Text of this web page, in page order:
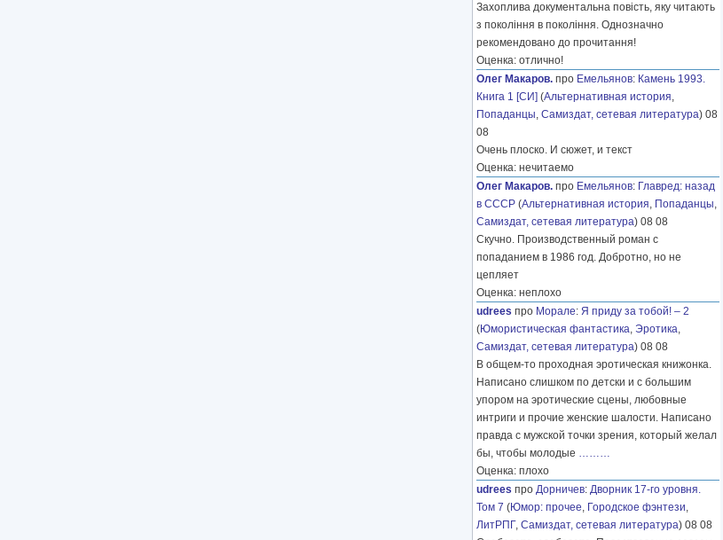
Захоплива документальна повість, яку читають
з покоління в покоління. Однозначно
рекомендовано до прочитання!
Оценка: отлично!
Олег Макаров. про Емельянов: Камень 1993.
Книга 1 [СИ] (Альтернативная история,
Попаданцы, Самиздат, сетевая литература) 08
08
Очень плоско. И сюжет, и текст
Оценка: нечитаемо
Олег Макаров. про Емельянов: Главред: назад
в СССР (Альтернативная история, Попаданцы,
Самиздат, сетевая литература) 08 08
Скучно. Производственный роман с
попаданием в 1986 год. Добротно, но не
цепляет
Оценка: неплохо
udrees про Морале: Я приду за тобой! – 2
(Юмористическая фантастика, Эротика,
Самиздат, сетевая литература) 08 08
В общем-то проходная эротическая книжонка.
Написано слишком по детски и с большим
упором на эротические сцены, любовные
интриги и прочие женские шалости. Написано
правда с мужской точки зрения, который желал
бы, чтобы молодые ………
Оценка: плохо
udrees про Дорничев: Дворник 17-го уровня.
Том 7 (Юмор: прочее, Городское фэнтези,
ЛитРПГ, Самиздат, сетевая литература) 08 08